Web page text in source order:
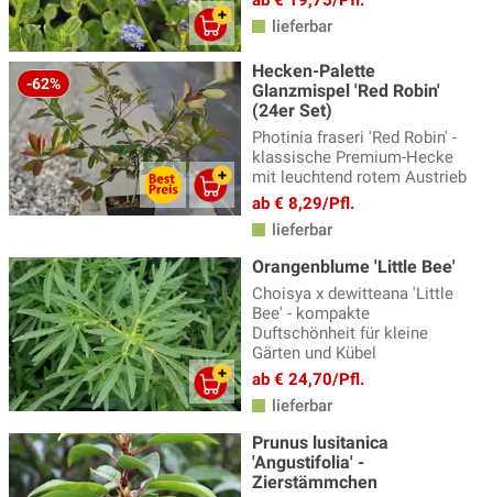
lieferbar
-62%
Hecken-Palette
Glanzmispel 'Red Robin'
(24er Set)
Photinia fraseri 'Red Robin' -
klassische Premium-Hecke
mit leuchtend rotem Austrieb
ab € 8,29/Pfl.
lieferbar
Orangenblume 'Little Bee'
Choisya x dewitteana 'Little
Bee' - kompakte
Duftschönheit für kleine
Gärten und Kübel
ab € 24,70/Pfl.
lieferbar
Prunus lusitanica
'Angustifolia' -
Zierstämmchen